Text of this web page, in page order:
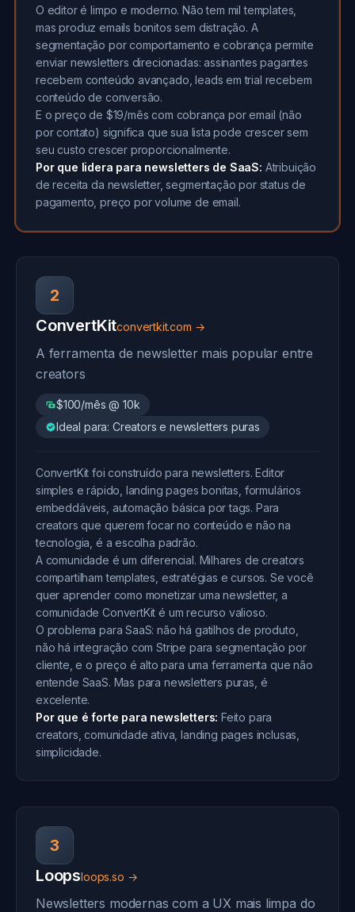
O editor é limpo e moderno. Não tem mil templates,
mas produz emails bonitos sem distração. A
segmentação por comportamento e cobrança permite
enviar newsletters direcionadas: assinantes pagantes
recebem conteúdo avançado, leads em trial recebem
conteúdo de conversão.
E o preço de $19/mês com cobrança por email (não
por contato) significa que sua lista pode crescer sem
seu custo crescer proporcionalmente.
Por que lidera para newsletters de SaaS: Atribuição
de receita da newsletter, segmentação por status de
pagamento, preço por volume de email.
2
ConvertKitconvertkit.com →
A ferramenta de newsletter mais popular entre
creators
$100/mês @ 10k
Ideal para: Creators e newsletters puras
ConvertKit foi construído para newsletters. Editor
simples e rápido, landing pages bonitas, formulários
embeddáveis, automação básica por tags. Para
creators que querem focar no conteúdo e não na
tecnologia, é a escolha padrão.
A comunidade é um diferencial. Milhares de creators
compartilham templates, estratégias e cursos. Se você
quer aprender como monetizar uma newsletter, a
comunidade ConvertKit é um recurso valioso.
O problema para SaaS: não há gatilhos de produto,
não há integração com Stripe para segmentação por
cliente, e o preço é alto para uma ferramenta que não
entende SaaS. Mas para newsletters puras, é
excelente.
Por que é forte para newsletters: Feito para
creators, comunidade ativa, landing pages inclusas,
simplicidade.
3
Loopsloops.so →
Newsletters modernas com a UX mais limpa do